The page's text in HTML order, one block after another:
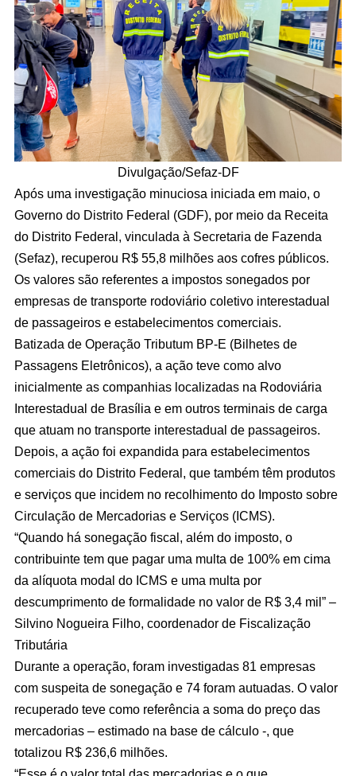
Divulgação/Sefaz-DF
Após uma investigação minuciosa iniciada em maio, o
Governo do Distrito Federal (GDF), por meio da Receita
do Distrito Federal, vinculada à Secretaria de Fazenda
(Sefaz), recuperou R$ 55,8 milhões aos cofres públicos.
Os valores são referentes a impostos sonegados por
empresas de transporte rodoviário coletivo interestadual
de passageiros e estabelecimentos comerciais.
Batizada de Operação Tributum BP-E (Bilhetes de
Passagens Eletrônicos), a ação teve como alvo
inicialmente as companhias localizadas na Rodoviária
Interestadual de Brasília e em outros terminais de carga
que atuam no transporte interestadual de passageiros.
Depois, a ação foi expandida para estabelecimentos
comerciais do Distrito Federal, que também têm produtos
e serviços que incidem no recolhimento do Imposto sobre
Circulação de Mercadorias e Serviços (ICMS).
“Quando há sonegação fiscal, além do imposto, o
contribuinte tem que pagar uma multa de 100% em cima
da alíquota modal do ICMS e uma multa por
descumprimento de formalidade no valor de R$ 3,4 mil” –
Silvino Nogueira Filho, coordenador de Fiscalização
Tributária
Durante a operação, foram investigadas 81 empresas
com suspeita de sonegação e 74 foram autuadas. O valor
recuperado teve como referência a soma do preço das
mercadorias – estimado na base de cálculo -, que
totalizou R$ 236,6 milhões.